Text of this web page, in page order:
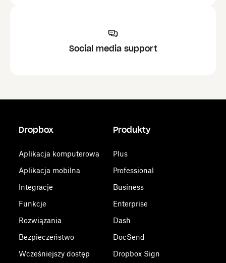
Social media support
Dropbox
Aplikacja komputerowa
Aplikacja mobilna
Integracje
Funkcje
Rozwiązania
Bezpieczeństwo
Wcześniejszy dostęp
Produkty
Plus
Professional
Business
Enterprise
Dash
DocSend
Dropbox Sign